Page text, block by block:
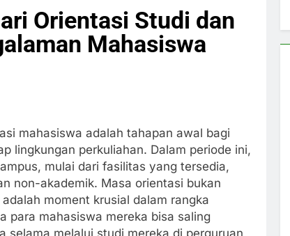
Orientasi Studi dan
Mahasiswa
mahasiswa adalah tahapan awal bagi
lingkungan perkuliahan. Dalam periode ini,
mulai dari fasilitas yang tersedia,
non-akademik. Masa orientasi bukan
moment krusial dalam rangka
para mahasiswa mereka bisa saling
selama melalui studi mereka di perguruan